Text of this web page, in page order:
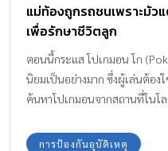
แม่ท้องถูกรถชนเพราะมัว
เพื่อรักษาชีวิตลูก
ตอนนี้กระแส โปเกมอน โก
นิยมเป็นอย่างมาก ซึ่งผู้เล่นต้อง
ค้นหาโปเกมอนจากสถานที่ในโล
การป้องกันอุบัติเหตุ